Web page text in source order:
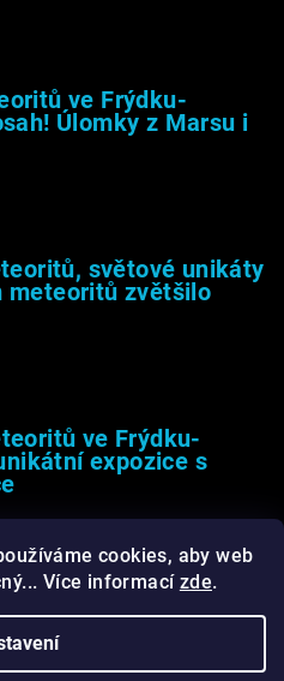
cookies, aby web
Více informací zde.
ve Frýdku-
Úlomky z Marsu i
světové unikáty
meteoritů zvětšilo
ve Frýdku-
expozice s